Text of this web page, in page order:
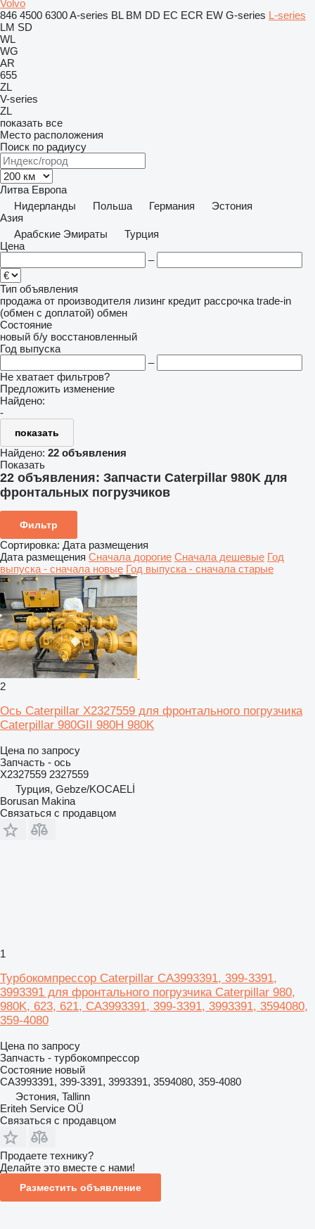
Volvo
846 4500 6300A-series BL BM DD EC ECR EW G-series L-series
LM SD
WL
WG
AR
655
ZL
V-series
ZL
показать все
Место расположения
Поиск по радиусу
Литва Европа
Нидерланды
Польша Германия
Эстония
Азия
Арабские Эмираты
Турция
Цена
–
Тип объявления
продажа от производителя лизинг кредит рассрочка trade-in
(обмен с доплатой) обмен
Состояние
новый б/у восстановленный
Год выпуска
–
Не хватает фильтров?
Предложить изменение
Найдено:
-
показать
Найдено: 22 объявления
Показать
22 объявления: Запчасти Caterpillar 980K для
фронтальных погрузчиков
Фильтр
Сортировка: Дата размещения
Дата размещения Сначала дорогие Сначала дешевые Год
выпуска - сначала новые Год выпуска - сначала старые
2
Ось Caterpillar X2327559 для фронтального погрузчика
Caterpillar 980GII 980H 980K
Цена по запросу
Запчасть - ось
X2327559 2327559
Турция, Gebze/KOCAELİ
Borusan Makina
Связаться с продавцом
1
Турбокомпрессор Caterpillar CA3993391, 399-3391,
3993391 для фронтального погрузчика Caterpillar 980,
980K, 623, 621, CA3993391, 399-3391, 3993391, 3594080,
359-4080
Цена по запросу
Запчасть - турбокомпрессор
Состояние новый
CA3993391, 399-3391, 3993391, 3594080, 359-4080
Эстония, Tallinn
Eriteh Service OÜ
Связаться с продавцом
Продаете технику?
Делайте это вместе с нами!
Разместить объявление